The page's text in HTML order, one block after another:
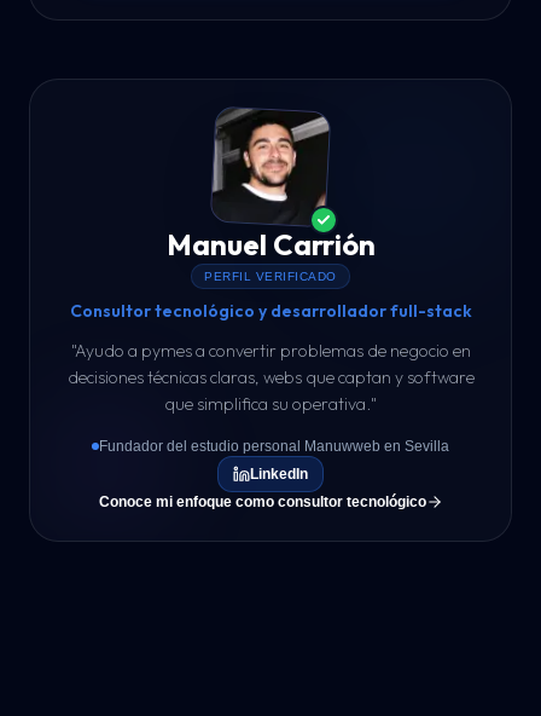
Manuel Carrión
PERFIL VERIFICADO
Consultor tecnológico y desarrollador full-stack
"Ayudo a pymes a convertir problemas de negocio en
decisiones técnicas claras, webs que captan y software
que simplifica su operativa."
Fundador del estudio personal Manuwweb en Sevilla
LinkedIn
Conoce mi enfoque como consultor tecnológico